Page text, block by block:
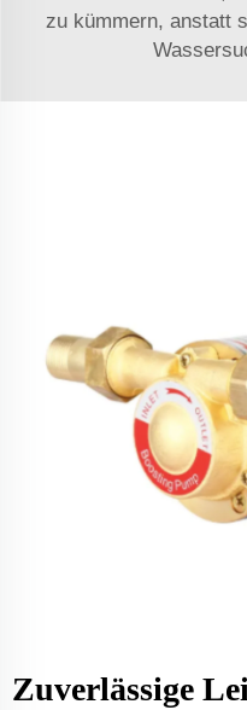
zu kümmern, anstatt
Zuverlässige